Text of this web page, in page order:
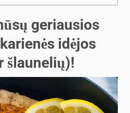
geriausios
idėjos
šlaunelių)!